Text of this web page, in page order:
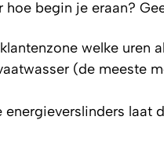
begin je eraan?
welke uren
(de meeste
laat